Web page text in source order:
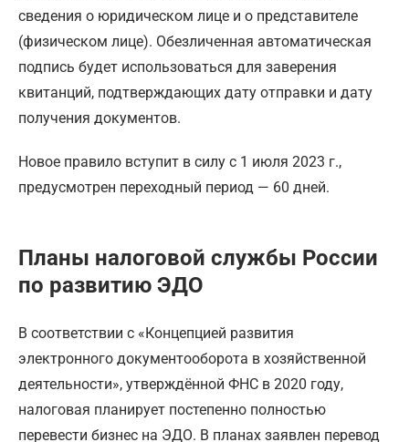
сведения о юридическом лице и о представителе
(физическом лице). Обезличенная автоматическая
подпись будет использоваться для заверения
квитанций, подтверждающих дату отправки и дату
получения документов.
Новое правило вступит в силу с 1 июля 2023 г.,
предусмотрен переходный период — 60 дней.
Планы налоговой службы России
по развитию ЭДО
В соответствии с «Концепцией развития
электронного документооборота в хозяйственной
деятельности», утверждённой ФНС в 2020 году,
налоговая планирует постепенно полностью
перевести бизнес на ЭДО. В планах заявлен перевод